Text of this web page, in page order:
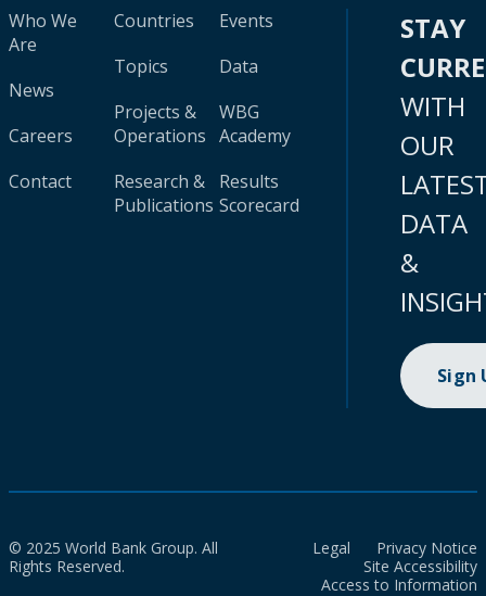
Who We
Are
News
Careers
Contact
Countries
Topics
Projects &
Operations
Research &
Publications
Events
Data
WBG
Academy
Results
Scorecard
STAY
WITH
OUR
DATA
&
Sign
© 2025 World Bank Group. All
Rights Reserved.
Legal
Privacy Notice
Site Accessibility
Access to Information